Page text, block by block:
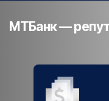
МТБанк —